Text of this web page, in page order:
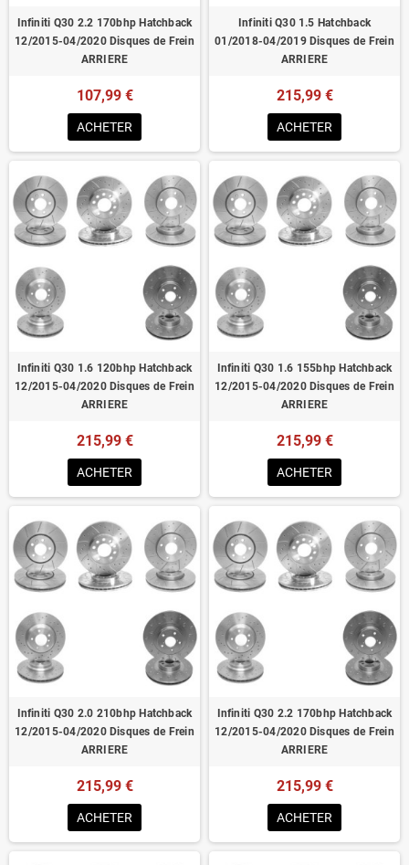
Infiniti Q30 2.2 170bhp Hatchback
12/2015-04/2020 Disques de Frein
ARRIERE
107,99 €
ACHETER
Infiniti Q30 1.5 Hatchback
01/2018-04/2019 Disques de Frein
ARRIERE
215,99 €
ACHETER
Infiniti Q30 1.6 120bhp Hatchback
12/2015-04/2020 Disques de Frein
ARRIERE
215,99 €
ACHETER
Infiniti Q30 1.6 155bhp Hatchback
12/2015-04/2020 Disques de Frein
ARRIERE
215,99 €
ACHETER
Infiniti Q30 2.0 210bhp Hatchback
12/2015-04/2020 Disques de Frein
ARRIERE
215,99 €
ACHETER
Infiniti Q30 2.2 170bhp Hatchback
12/2015-04/2020 Disques de Frein
ARRIERE
215,99 €
ACHETER